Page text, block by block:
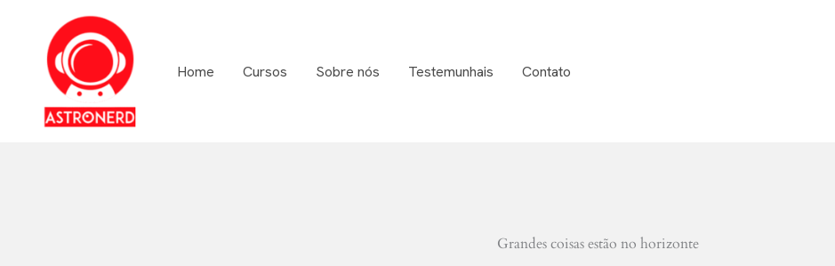
conteúdo
Home Cursos Sobre nós Testemunhais Contato
Grandes coisas estão no horizonte